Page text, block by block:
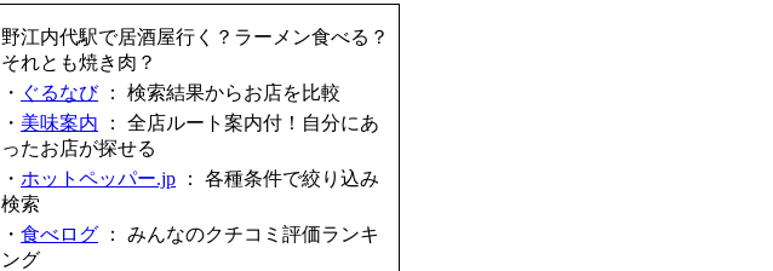
野江内代駅で居酒屋行く？ラーメン食べる？
それとも焼き肉？
・ ぐるなび： 検索結果からお店を比較
・ 美味案内 ： 全店ルート案内付！自分にあ
ったお店が探せる
・ ホットペッパー.jp ： 各種条件で絞り込み
検索
・ 食べログ ： みんなのクチコミ評価ランキ
ング